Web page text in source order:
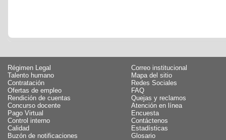
Régimen Legal
Talento humano
Contratación
Ofertas de empleo
Rendición de cuentas
Concurso docente
Pago Virtual
Control interno
Calidad
Buzón de notificaciones
Correo institucional
Mapa del sitio
Redes Sociales
FAQ
Quejas y reclamos
Atención en línea
Encuesta
Contáctenos
Estadísticas
Glosario